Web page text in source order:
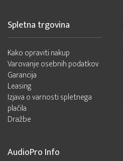
Spletna trgovina
Kako opraviti nakup
Varovanje osebnih podatkov
Garancija
Leasing
Izjava o varnosti spletnega
plačila
Dražbe
AudioPro Info